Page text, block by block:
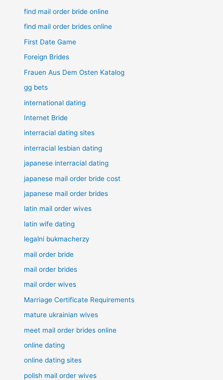
find mail order bride online
find mail order brides online
First Date Game
Foreign Brides
Frauen Aus Dem Osten Katalog
gg bets
international dating
Internet Bride
interracial dating sites
interracial lesbian dating
japanese interracial dating
japanese mail order bride cost
japanese mail order brides
latin mail order wives
latin wife dating
legalni bukmacherzy
mail order bride
mail order brides
mail order wives
Marriage Certificate Requirements
mature ukrainian wives
meet mail order brides online
online dating
online dating sites
polish mail order wives